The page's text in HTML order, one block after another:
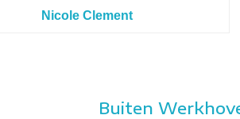
Nicole Clement
Buiten